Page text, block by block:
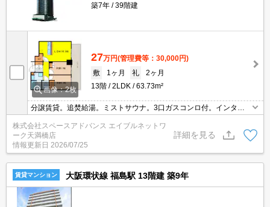
築7年
39階建
画像：2枚
27万円(管理費等：30,000円)
敷
1ヶ月 礼
2ヶ月
13階
2LDK 63.73m²
分譲賃貸。追焚給湯。ミストサウナ。3口ガスコンロ付。インター
ネット無料！お問い合わせはエイブルネットワーク天満橋店06-479
0-2228
株式会社スペースアドバンス エイブルネットワ
ーク天満橋店
情報更新日 2026/07/25
詳細を見る
賃貸マンション 大阪環状線 福島駅 13階建 築9年